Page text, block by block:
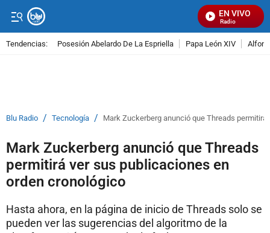
EN VIVO
Señal Visual Radio
Tendencias: Posesión Abelardo De La Espriella Papa León XIV
Blu Radio / Tecnología / Mark Zuckerberg anunció que Threads
Mark Zuckerberg anunció que Threads
permitirá ver sus publicaciones en
orden cronológico
Hasta ahora, en la página de inicio de Threads solo se
pueden ver las sugerencias del algoritmo de la